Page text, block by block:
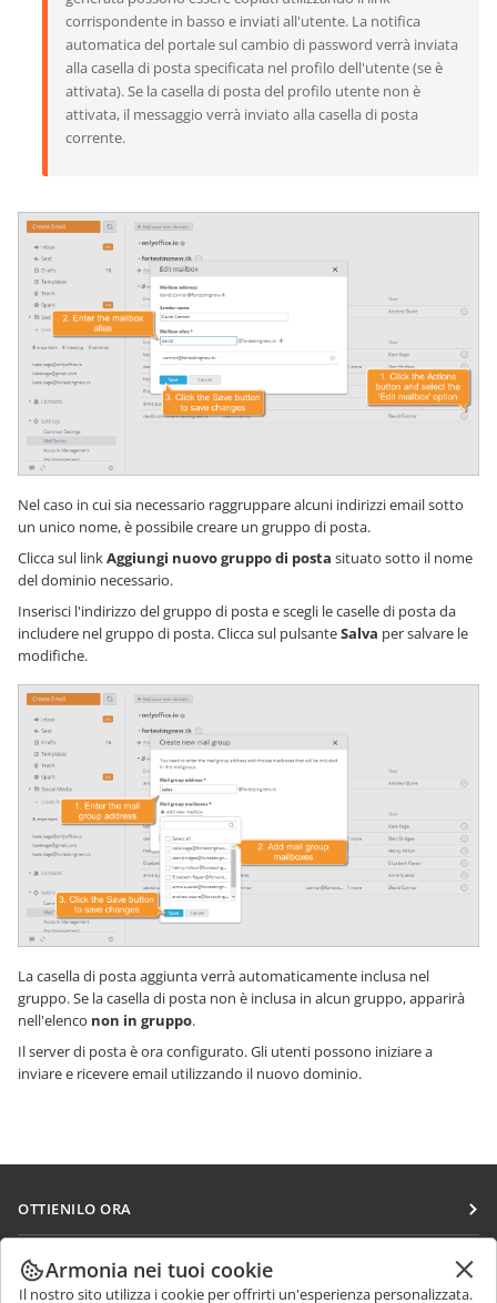
corrispondente in basso e inviati all'utente. La notifica
automatica del portale sul cambio di password verrà inviata
alla casella di posta specificata nel profilo dell'utente (se è
attivata). Se la casella di posta del profilo utente non è
attivata, il messaggio verrà inviato alla casella di posta
corrente.
Nel caso in cui sia necessario raggruppare alcuni indirizzi email sotto
un unico nome, è possibile creare un gruppo di posta.
Clicca sul linkAggiungi nuovo gruppo di posta situato sotto il nome
del dominio necessario.
Inserisci l'indirizzo del gruppo di posta e scegli le caselle di posta da
includere nel gruppo di posta. Clicca sul pulsanteSalva per salvare le
modifiche.
La casella di posta aggiunta verrà automaticamente inclusa nel
gruppo. Se la casella di posta non è inclusa in alcun gruppo, apparirà
nell'elenco non in gruppo.
Il server di posta è ora configurato. Gli utenti possono iniziare a
inviare e ricevere email utilizzando il nuovo dominio.
OTTIENILO ORA
Docs
DocSpace
COLLABORA
Per i contributori
Armonia nei tuoi cookie
Il nostro sito utilizza i cookie per offrirti un'esperienza personalizzata.